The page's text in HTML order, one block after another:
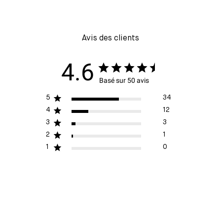
Avis des clients
4.6 Basé sur 50 avis
5
34
4
12
3
3
2
1
1
0